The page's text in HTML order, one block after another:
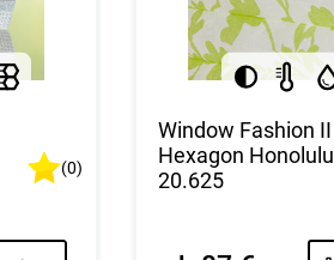
(0)
Window Fashion II
Hexagon Honolulu
20.625